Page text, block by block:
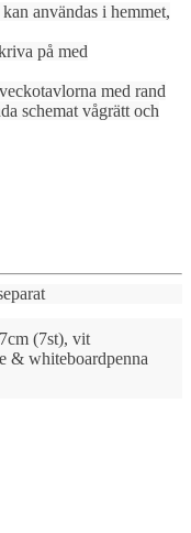
användas i hemmet,
på med
med rand
schemat vågrätt och
(7st), vit
& whiteboardpenna